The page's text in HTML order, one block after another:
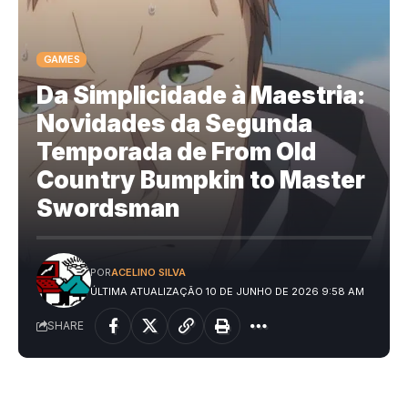
GAMES
Da Simplicidade à Maestria:
Novidades da Segunda
Temporada de From Old
Country Bumpkin to Master
Swordsman
ÚLTIMA ATUALIZAÇÃO 10 DE JUNHO DE 2026 9:58 AM
PORACELINO SILVA
SHARE